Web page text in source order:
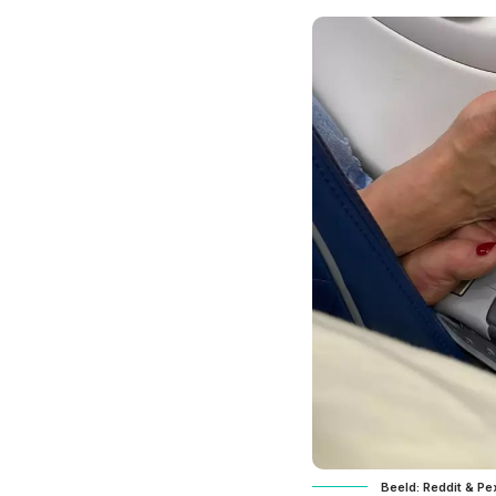
Beeld: Reddit &